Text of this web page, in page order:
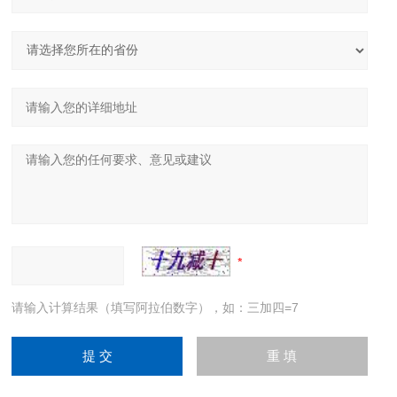
请输入计算结果（填写阿拉伯数字），如：三加四=7